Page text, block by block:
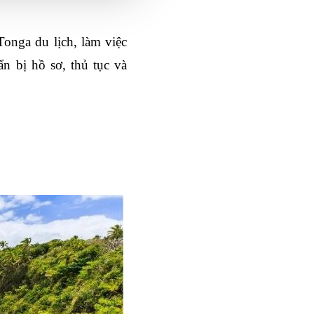
du lịch, làm việc
bị hồ sơ, thủ tục và